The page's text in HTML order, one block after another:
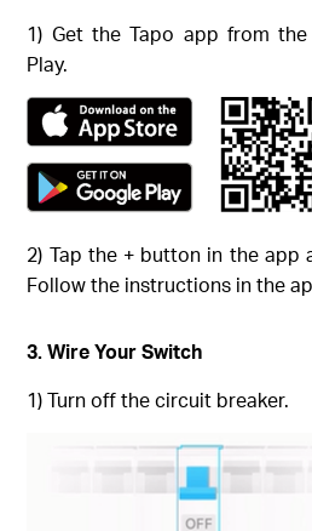
1) Get the Tapo app from
Play.
2) Tap the + button in the app
Follow the instructions in the
3. Wire Your Switch
1) Turn off the circuit breaker.